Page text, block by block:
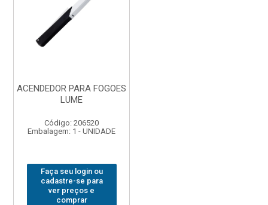
ACENDEDOR PARA FOGOES
LUME
Código: 206520
Embalagem: 1 - UNIDADE
Faça seu login ou
cadastre-se para
ver preços e
comprar